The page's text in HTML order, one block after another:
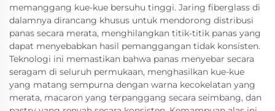
memanggang kue-kue bersuhu tinggi. Jaring fiberglass di
dalamnya dirancang khusus untuk mendorong distribusi
panas secara merata, menghilangkan titik-titik panas yang
dapat menyebabkan hasil pemanggangan tidak konsisten.
Teknologi ini memastikan bahwa panas menyebar secara
seragam di seluruh permukaan, menghasilkan kue-kue
yang matang sempurna dengan warna kecokelatan yang
merata, macaron yang terpanggang secara seimbang, dan